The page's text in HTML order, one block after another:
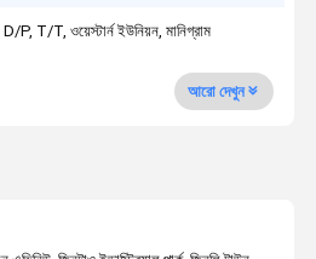
T/T, ওয়েস্টার্ন ইউনিয়ন, মানিগ্রাম
আরো দেখুন